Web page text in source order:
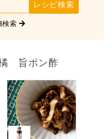
レシピ検索
検索
旨ポン酢